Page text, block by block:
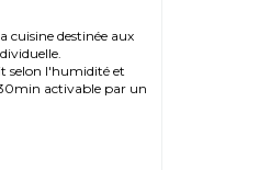
cuisine destinée aux
selon l'humidité et
activable par un